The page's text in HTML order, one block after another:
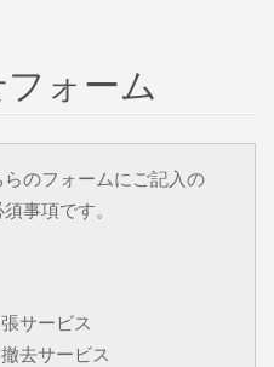
ォーム
のフォームにご記入の
事項です。
サービス
去サービス